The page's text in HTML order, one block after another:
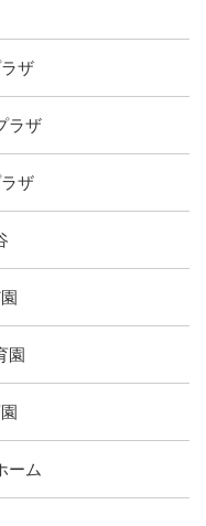
ザ
ラザ
ザ
園
ーム